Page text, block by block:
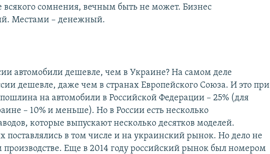
всякого сомнения, вечным быть не может. Бизнес
Местами – денежный.
автомобили дешевле, чем в Украине? На самом деле
дешевле, даже чем в странах Европейского Союза. И это при
на автомобили в Российской Федерации – 25% (для
– 10% и меньше). Но в России есть несколько
которые выпускают несколько десятков моделей.
поставлялись в том числе и на украинский рынок. Но дело не
производстве. Еще в 2014 году российский рынок был номером